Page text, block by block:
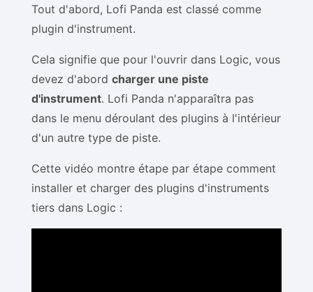
Tout d'abord, Lofi Panda est classé comme
plugin d'instrument.
Cela signifie que pour l'ouvrir dans Logic, vous
devez d'abord charger une piste
d'instrument. Lofi Panda n'apparaîtra pas
dans le menu déroulant des plugins à l'intérieur
d'un autre type de piste.
Cette vidéo montre étape par étape comment
installer et charger des plugins d'instruments
tiers dans Logic :